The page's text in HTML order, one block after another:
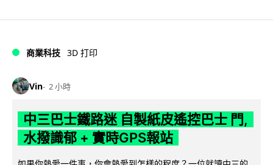
商業科技 3D 打印
Vin 2 小時
中三巴士鐵路迷 自製紙皮遙控巴士 門,
水撥識郁 + 實時GPS報站